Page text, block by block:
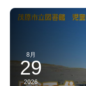
8月
29
2026